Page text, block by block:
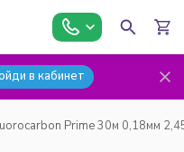
в кабинет
Prime 30м 0,18мм